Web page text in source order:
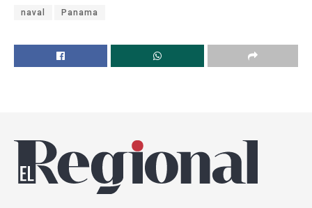
naval Panama